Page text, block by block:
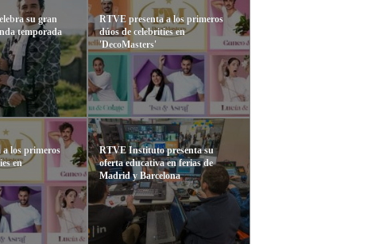
su gran
temporada
los primeros
en
RTVE presenta a los primeros
dúos de celebrities en
'DecoMasters'
RTVE Instituto presenta su
oferta educativa en ferias de
Madrid y Barcelona